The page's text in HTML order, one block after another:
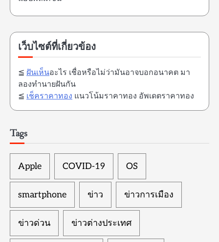
เว็บไซต์ที่เกี่ยวข้อง
≦ ฝันเห็นอะไร เชื่อหรือไม่ว่ามันอาจบอกอนาคต มา
ลองทำนายฝันกัน
≦ เช็คราคาทอง แนวโน้มราคาทอง อัพเดตราคาทอง
Tags
Apple COVID-19 OS
smartphone ข่าว ข่าวการเมือง
ข่าวด่วน ข่าวต่างประเทศ